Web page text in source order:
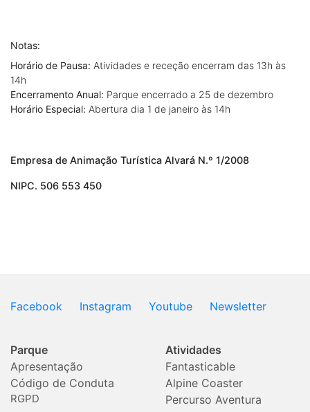
Notas:
Horário de Pausa: Atividades e receção encerram das 13h às
14h
Encerramento Anual: Parque encerrado a 25 de dezembro
Horário Especial: Abertura dia 1 de janeiro às 14h
Empresa de Animação Turística Alvará N.º 1/2008
NIPC. 506 553 450
Facebook Instagram Youtube Newsletter
Parque
Apresentação
Código de Conduta
RGPD
Atividades
Fantasticable
Alpine Coaster
Percurso Aventura